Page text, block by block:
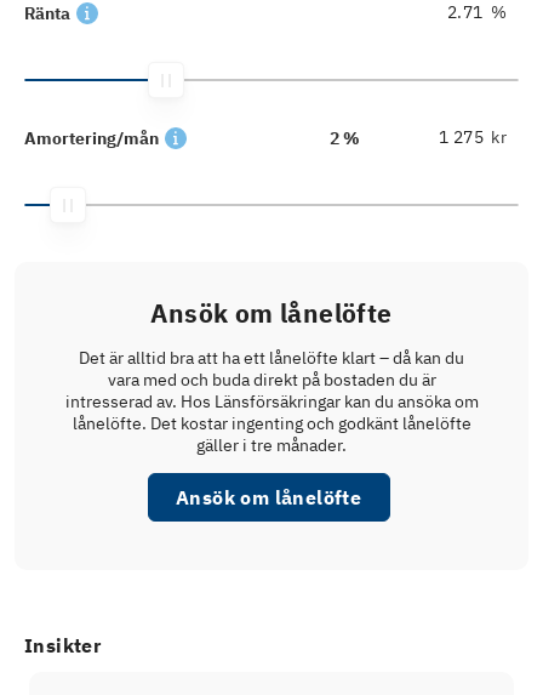
Ränta %
Amortering/mån 2 % kr
Ansök om lånelöfte
Det är alltid bra att ha ett lånelöfte klart – då kan du
vara med och buda direkt på bostaden du är
intresserad av. Hos Länsförsäkringar kan du ansöka om
lånelöfte. Det kostar ingenting och godkänt lånelöfte
gäller i tre månader.
Ansök om lånelöfte
Insikter